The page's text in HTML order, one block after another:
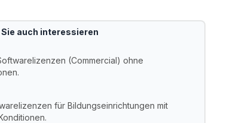
auch interessieren
(Commercial) ohne
für Bildungseinrichtungen mit